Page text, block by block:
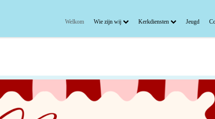
Welkom Wie zijn wij Kerkdiensten Jeugd